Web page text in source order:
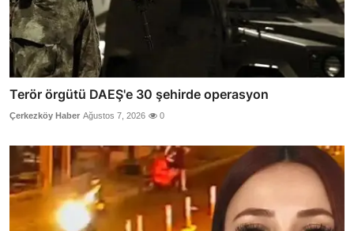
Terör örgütü DAEŞ'e 30 şehirde operasyon
Çerkezköy Haber Ağustos 7, 2026 0